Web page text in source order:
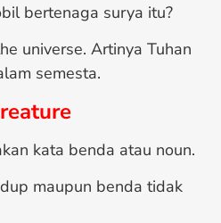
bertenaga surya itu?
universe. Artinya Tuhan
semesta.
kata benda atau noun.
maupun benda tidak